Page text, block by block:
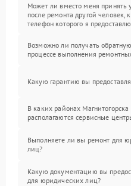
Может ли вместо меня принять
после ремонта другой человек,
телефон которого я
Возможно ли получать
процессе выполнения
Какую гарантию вы
В каких районах Магнитогорска
располагаются сервисные
Выполняете ли вы ремонт для
лиц?
Какую документацию вы
для юридических лиц?